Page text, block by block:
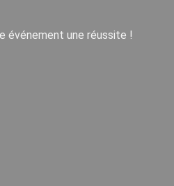
événement une réussite !